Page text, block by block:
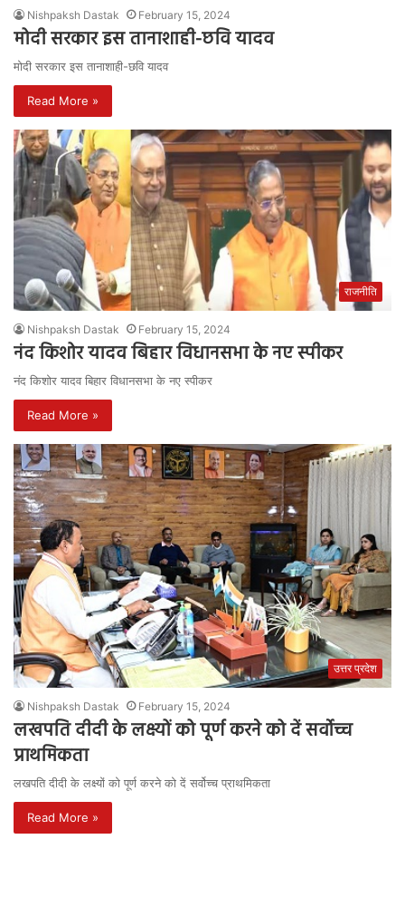
Nishpaksh Dastak February 15, 2024
मोदी सरकार इस तानाशाही-छवि यादव
मोदी सरकार इस तानाशाही-छवि यादव
Read More »
राजनीति
Nishpaksh Dastak February 15, 2024
नंद किशोर यादव बिहार विधानसभा के नए स्पीकर
नंद किशोर यादव बिहार विधानसभा के नए स्पीकर
Read More »
उत्तर प्रदेश
Nishpaksh Dastak February 15, 2024
लखपति दीदी के लक्ष्यों को पूर्ण करने को दें सर्वोच्च
प्राथमिकता
लखपति दीदी के लक्ष्यों को पूर्ण करने को दें सर्वोच्च प्राथमिकता
Read More »